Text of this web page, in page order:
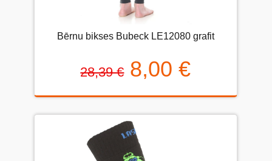
Bērnu bikses Bubeck LE12080 grafit
28,39 € 8,00 €